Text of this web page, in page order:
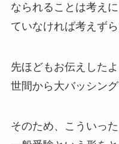
なられることは考え
ていなければ考えず
先ほどもお伝えした
世間から大バッシン
そのため、こういっ